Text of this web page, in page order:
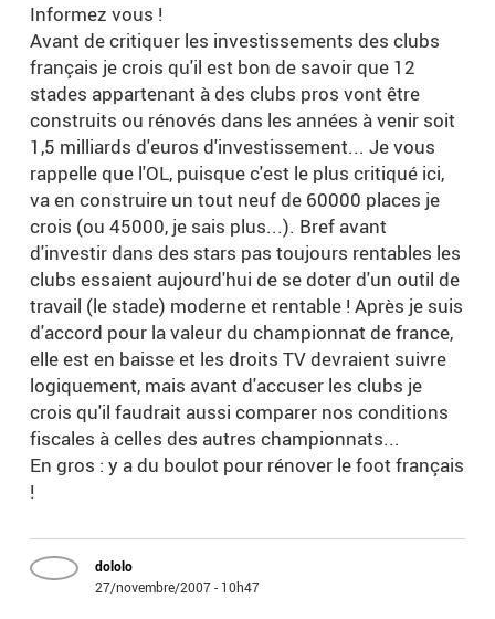
Informez vous !
Avant de critiquer les investissements des clubs
français je crois qu'il est bon de savoir que 12
stades appartenant à des clubs pros vont être
construits ou rénovés dans les années à venir soit
1,5 milliards d'euros d'investissement... Je vous
rappelle que l'OL, puisque c'est le plus critiqué ici,
va en construire un tout neuf de 60000 places je
crois (ou 45000, je sais plus...). Bref avant
d'investir dans des stars pas toujours rentables les
clubs essaient aujourd'hui de se doter d'un outil de
travail (le stade) moderne et rentable ! Après je suis
d'accord pour la valeur du championnat de france,
elle est en baisse et les droits TV devraient suivre
logiquement, mais avant d'accuser les clubs je
crois qu'il faudrait aussi comparer nos conditions
fiscales à celles des autres championnats...
En gros : y a du boulot pour rénover le foot français
!
dololo
27/novembre/2007 - 10h47